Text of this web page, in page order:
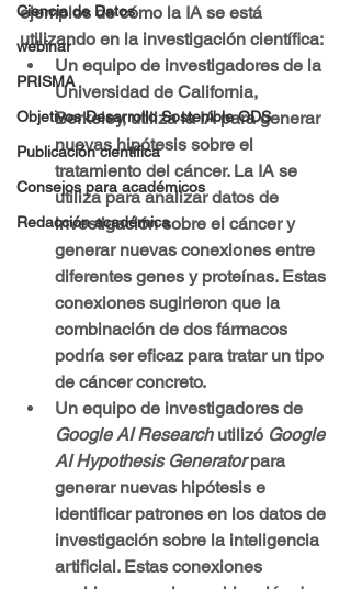
Ciencia de Datos
webinar
PRISMA
Objetivos Desarrollo Sostenible ODS
Publicación científica
Consejos para académicos
Redacción académica
ejemplos de cómo la IA se está
utilizando en la investigación científica:
Un equipo de investigadores de la
Universidad de California,
Berkeley, utiliza la IA para generar
nuevas hipótesis sobre el
tratamiento del cáncer. La IA se
utiliza para analizar datos de
investigación sobre el cáncer y
generar nuevas conexiones entre
diferentes genes y proteínas. Estas
conexiones sugirieron que la
combinación de dos fármacos
podría ser eficaz para tratar un tipo
de cáncer concreto.
Un equipo de investigadores de
Google AI Research utilizó Google
AI Hypothesis Generator para
generar nuevas hipótesis e
identificar patrones en los datos de
investigación sobre la inteligencia
artificial. Estas conexiones